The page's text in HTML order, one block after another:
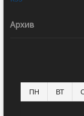
Архив
ПН ВТ